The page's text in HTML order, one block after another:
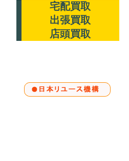
宅配買取
出張買取
店頭買取